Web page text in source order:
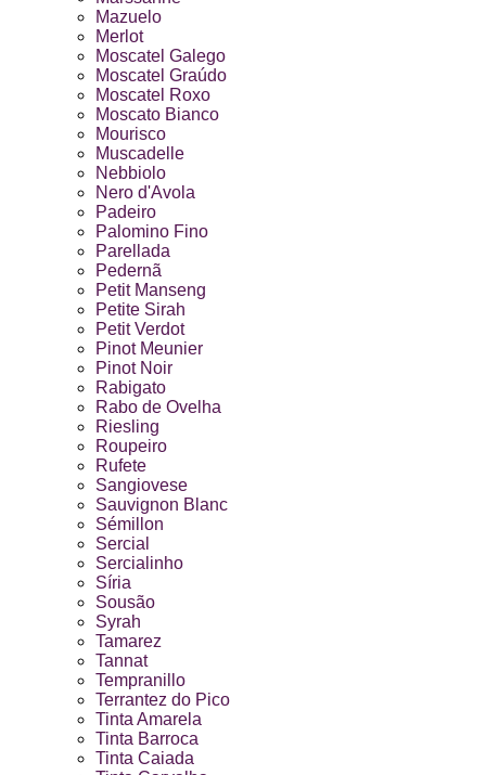
Mazuelo
Merlot
Moscatel Galego
Moscatel Graúdo
Moscatel Roxo
Moscato Bianco
Mourisco
Muscadelle
Nebbiolo
Nero d'Avola
Padeiro
Palomino Fino
Parellada
Pedernã
Petit Manseng
Petite Sirah
Petit Verdot
Pinot Meunier
Pinot Noir
Rabigato
Rabo de Ovelha
Riesling
Roupeiro
Rufete
Sangiovese
Sauvignon Blanc
Sémillon
Sercial
Sercialinho
Síria
Sousão
Syrah
Tamarez
Tannat
Tempranillo
Terrantez do Pico
Tinta Amarela
Tinta Barroca
Tinta Caiada